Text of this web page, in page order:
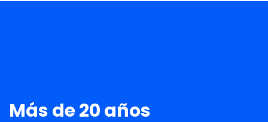
Más de 20 años